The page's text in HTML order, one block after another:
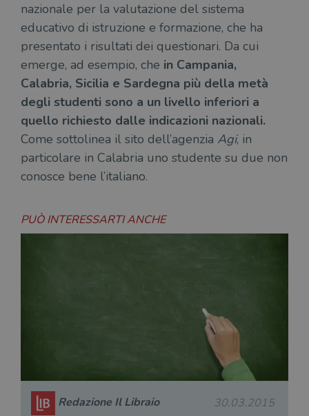
nazionale per la valutazione del sistema
educativo di istruzione e formazione, che ha
presentato i risultati dei questionari. Da cui
emerge, ad esempio, che in Campania,
Calabria, Sicilia e Sardegna più della metà
degli studenti sono a un livello inferiori a
quello richiesto dalle indicazioni nazionali.
Come sottolinea il sito dell’agenzia Agi, in
particolare in Calabria uno studente su due non
conosce bene l’italiano.
PUÒ INTERESSARTI ANCHE
Redazione Il Libraio 30.03.2015